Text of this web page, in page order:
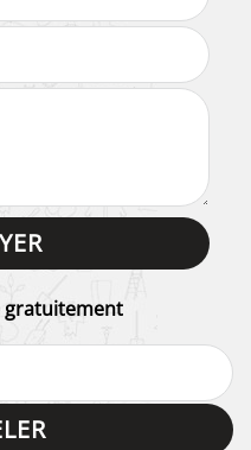
gratuitement